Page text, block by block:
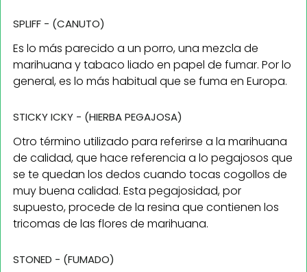
SPLIFF - (CANUTO)
Es lo más parecido a un porro, una mezcla de
marihuana y tabaco liado en papel de fumar. Por lo
general, es lo más habitual que se fuma en Europa.
STICKY ICKY - (HIERBA PEGAJOSA)
Otro término utilizado para referirse a la marihuana
de calidad, que hace referencia a lo pegajosos que
se te quedan los dedos cuando tocas cogollos de
muy buena calidad. Esta pegajosidad, por
supuesto, procede de la resina que contienen los
tricomas de las flores de marihuana.
STONED - (FUMADO)